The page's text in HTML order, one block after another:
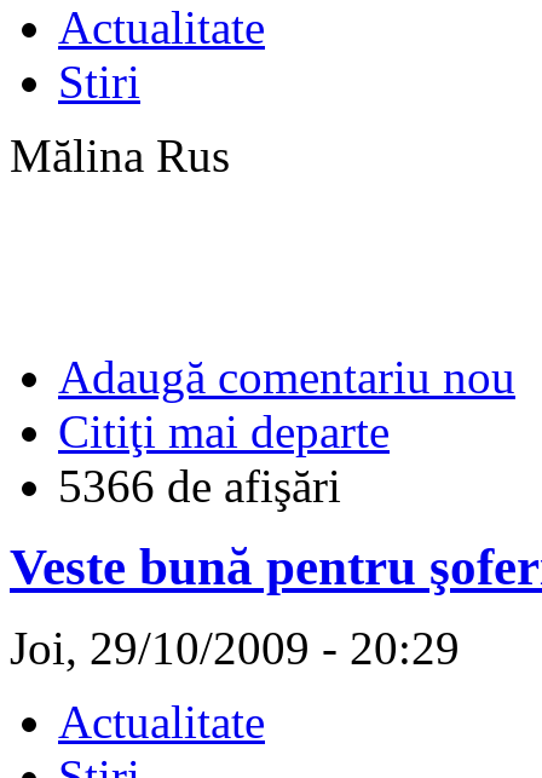
Actualitate
Stiri
Mălina Rus
Adaugă comentariu nou
Citiţi mai departe
5366 de afişări
Veste bună pentru
Joi, 29/10/2009 - 20:29
Actualitate